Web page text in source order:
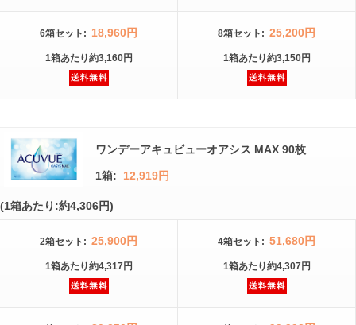
6箱セット : 18,960円
1箱あたり約3,160円
8箱セット : 25,200円
1箱あたり約3,150円
ワンデーアキュビューオアシス MAX 90枚
1箱: 12,919円
(1箱あたり:約4,306円)
2箱セット : 25,900円
1箱あたり約4,317円
4箱セット : 51,680円
1箱あたり約4,307円